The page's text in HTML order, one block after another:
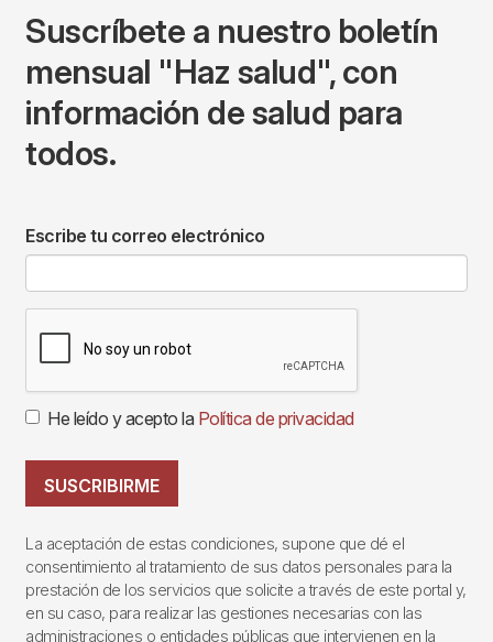
Suscríbete a nuestro boletín
mensual "Haz salud", con
información de salud para
todos.
Escribe tu correo electrónico
He leído y acepto la Política de privacidad
SUSCRIBIRME
La aceptación de estas condiciones, supone que dé el
consentimiento al tratamiento de sus datos personales para la
prestación de los servicios que solicite a través de este portal y,
en su caso, para realizar las gestiones necesarias con las
administraciones o entidades públicas que intervienen en la